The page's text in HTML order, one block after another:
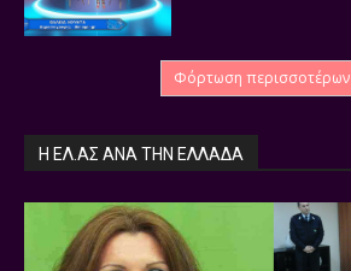
Φόρτωση περισσοτέρων
Η ΕΛ.ΑΣ ΑΝΆ ΤΗΝ ΕΛΛΆΔΑ